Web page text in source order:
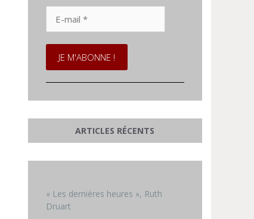
mail
*
ARTICLES RÉCENTS
« Les dernières heures », Ruth
Druart